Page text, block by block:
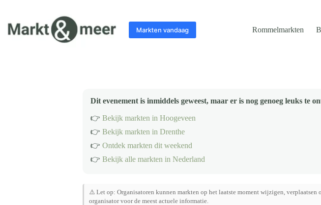
inhoud
Markten vandaag Rommelmarkten
Dit evenement is inmiddels geweest, maar er is nog genoeg leuks te
👉 Bekijk markten in Hoogeveen
👉 Bekijk markten in Drenthe
👉 Ontdek markten dit weekend
👉 Bekijk alle markten in Nederland
⚠️ Let op: Organisatoren kunnen markten op het laatste moment wijzigen,
organisator voor de meest actuele informatie.